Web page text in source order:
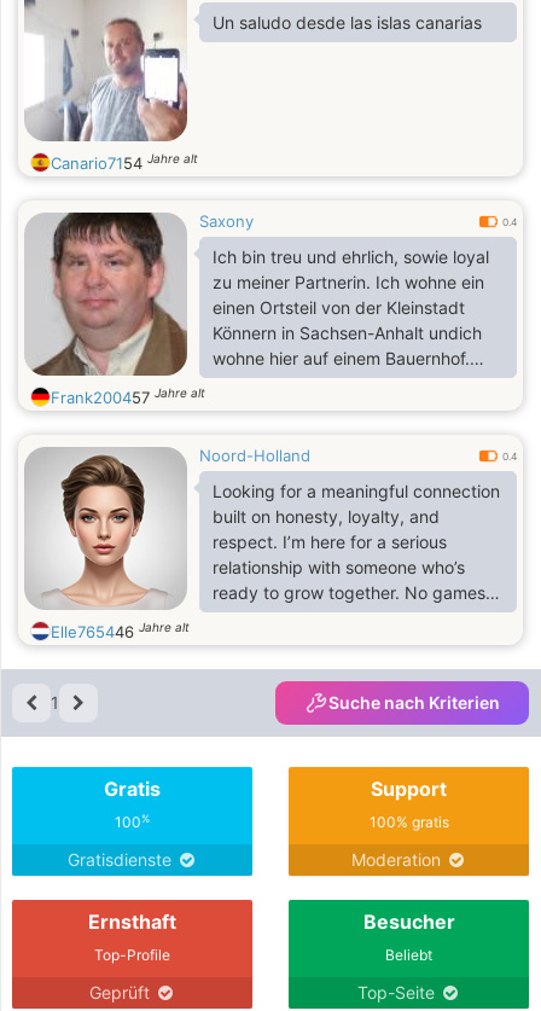
Un saludo desde las islas canarias
Canario7154 Jahre alt
Saxony 0.4
Ich bin treu und ehrlich, sowie loyal
zu meiner Partnerin. Ich wohne ein
einen Ortsteil von der Kleinstadt
Könnern in Sachsen-Anhalt undich
wohne hier auf einem Bauernhof.
Meine Interessen sind ein gutes
Buch lesen, spazieren gehen Tiere
Frank200457 Jahre alt
Noord-Holland 0.4
Looking for a meaningful connection
built on honesty, loyalty, and
respect. I’m here for a serious
relationship with someone who’s
ready to grow together. No games,
just real intentions. ❤️
Elle765446 Jahre alt
1 Suche nach Kriterien
Gratis
100%
Gratisdienste
Support
100% gratis
Moderation
Ernsthaft
Top-Profile
Geprüft
Besucher
Beliebt
Top-Seite